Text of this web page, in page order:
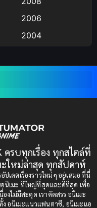
2006
2004
1988
1985
1983
ครบทุกเรื่อง ทุกสไตล์ที่
ใหม่ล่าสุด ทุกสัปดาห์
เดตเรื่องราวใหม่ๆ อยู่เสมอ ที่นี่
อนิเมะ ที่ใหญ่ที่สุดและดีที่สุด เพื่อ
งไม่มีสะดุด เราคัดสรร อนิเมะ
อนิเมะแนวแฟนตาซี, อนิเมะแอ